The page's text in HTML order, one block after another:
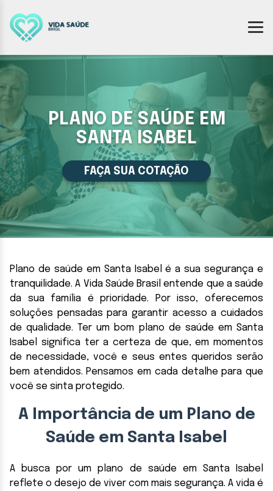
PLANO DE SAÚDE EM
SANTA ISABEL
FAÇA SUA COTAÇÃO
Plano de saúde em Santa Isabel é a sua segurança e
tranquilidade. A Vida Saúde Brasil entende que a saúde
da sua família é prioridade. Por isso, oferecemos
soluções pensadas para garantir acesso a cuidados
de qualidade. Ter um bom plano de saúde em Santa
Isabel significa ter a certeza de que, em momentos
de necessidade, você e seus entes queridos serão
bem atendidos. Pensamos em cada detalhe para que
você se sinta protegido.
A Importância de um Plano de
Saúde em Santa Isabel
A busca por um plano de saúde em Santa Isabel
reflete o desejo de viver com mais segurança. A vida é